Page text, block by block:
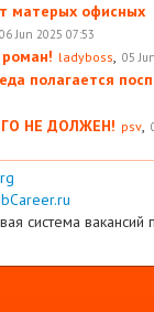
матерых офисных
06 Jun 2025 07:53
ladyboss, 05
полагается
НЕ ДОЛЖЕН! psv,
система вакансий